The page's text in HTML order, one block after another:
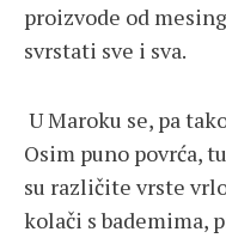
proizvode od
svrstati sve i sva.
U Maroku se, pa
Osim puno povrća,
su različite vrste
kolači s bademima,